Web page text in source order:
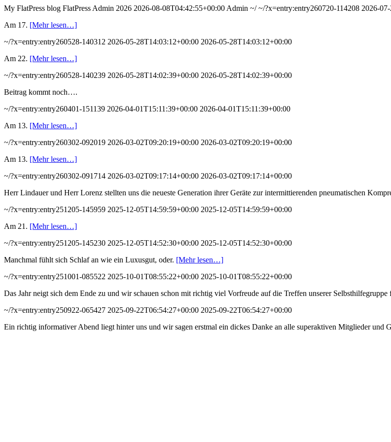
My FlatPress blog FlatPress Admin 2026 2026-08-08T04:42:55+00:00 Admin ~/ ~/?x=entry:entry260720-114208 2026-
Am 17. [Mehr lesen…]
~/?x=entry:entry260528-140312 2026-05-28T14:03:12+00:00 2026-05-28T14:03:12+00:00
Am 22. [Mehr lesen…]
~/?x=entry:entry260528-140239 2026-05-28T14:02:39+00:00 2026-05-28T14:02:39+00:00
Beitrag kommt noch….
~/?x=entry:entry260401-151139 2026-04-01T15:11:39+00:00 2026-04-01T15:11:39+00:00
Am 13. [Mehr lesen…]
~/?x=entry:entry260302-092019 2026-03-02T09:20:19+00:00 2026-03-02T09:20:19+00:00
Am 13. [Mehr lesen…]
~/?x=entry:entry260302-091714 2026-03-02T09:17:14+00:00 2026-03-02T09:17:14+00:00
Herr Lindauer und Herr Lorenz stellten uns die neueste Generation ihrer Geräte zur intermittierenden pneumatischen
~/?x=entry:entry251205-145959 2025-12-05T14:59:59+00:00 2025-12-05T14:59:59+00:00
Am 21. [Mehr lesen…]
~/?x=entry:entry251205-145230 2025-12-05T14:52:30+00:00 2025-12-05T14:52:30+00:00
Manchmal fühlt sich Schlaf an wie ein Luxusgut, oder. [Mehr lesen…]
~/?x=entry:entry251001-085522 2025-10-01T08:55:22+00:00 2025-10-01T08:55:22+00:00
Das Jahr neigt sich dem Ende zu und wir schauen schon mit richtig viel Vorfreude auf die Treffen unserer
~/?x=entry:entry250922-065427 2025-09-22T06:54:27+00:00 2025-09-22T06:54:27+00:00
Ein richtig informativer Abend liegt hinter uns und wir sagen erstmal ein dickes Danke an alle superaktiven Mitglieder und